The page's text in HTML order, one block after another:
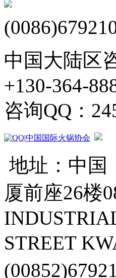
中国大陆区
+130-364-
咨询QQ：
|中国国际火锅协会
地址：中国
厦前座26楼
STREET